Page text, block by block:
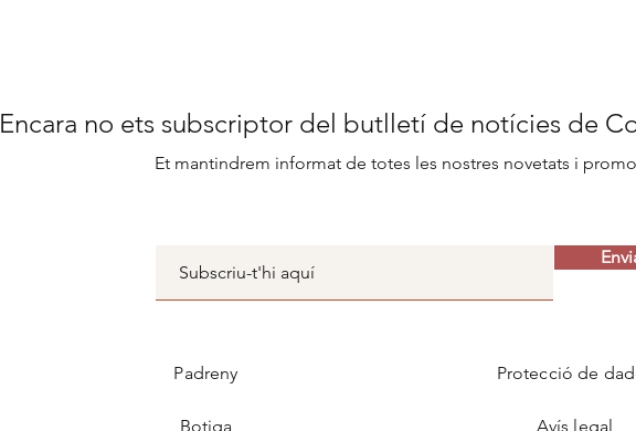
Padreny
Botiga
Protecció de
Avís legal
Encara no ets subscriptor del butlletí de notícies de
Et mantindrem informat de totes les nostres novetats i